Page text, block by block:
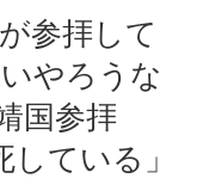
参拝して
やろうな
国参拝
している」